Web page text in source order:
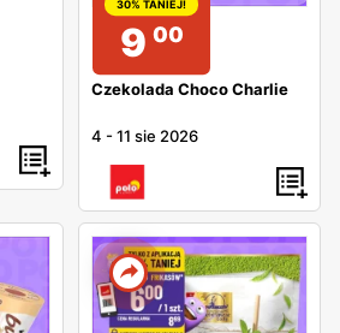
30% TANIEJ!
9 00
Czekolada Choco Charlie
4 -11 sie 2026